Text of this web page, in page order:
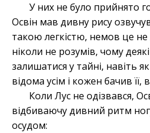
У них не було прийнято
Освін мав дивну рису
такою легкістю, немов це не
ніколи не розумів, чому
залишатися у тайні, навіть
відома усім і кожен бачив її,
Коли Лус не одізвався,
відбиваючу дивний ритм
осудом: